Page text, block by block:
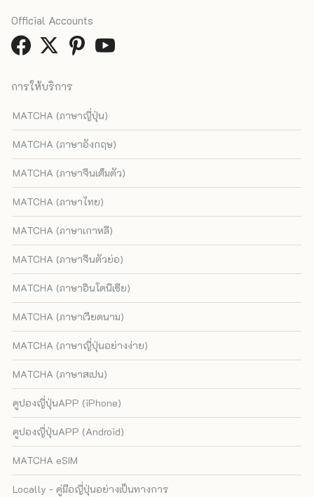
การให้บริการ
MATCHA (ภาษาญี่ปุ่น)
MATCHA (ภาษาอังกฤษ)
MATCHA (ภาษาจีนเต็มตัว)
MATCHA (ภาษาไทย)
MATCHA (ภาษาเกาหลี)
MATCHA (ภาษาจีนตัวย่อ)
MATCHA (ภาษาอินโดนีเซีย)
MATCHA (ภาษาเวียดนาม)
MATCHA (ภาษาญี่ปุ่นอย่างง่าย)
MATCHA (ภาษาสเปน)
คูปองญี่ปุ่นAPP (iPhone)
คูปองญี่ปุ่นAPP (Android)
MATCHA eSIM
Locally - คู่มือญี่ปุ่นอย่างเป็นทางการ
Official Accounts